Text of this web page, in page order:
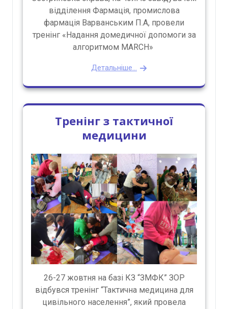
відділення Фармація, промислова
фармація Варванським П.А, провели
тренінг «Надання домедичної допомоги за
алгоритмом MARCH»
Детальніше...
Тренінг з тактичної
медицини
26-27 жовтня на базі КЗ “ЗМФК” ЗОР
відбувся тренінг “Тактична медицина для
цивільного населення”, який провела